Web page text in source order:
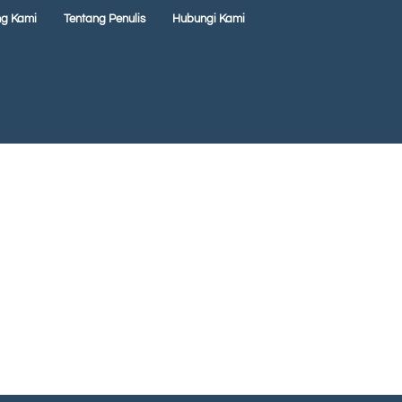
Kami Tentang Penulis Hubungi Kami